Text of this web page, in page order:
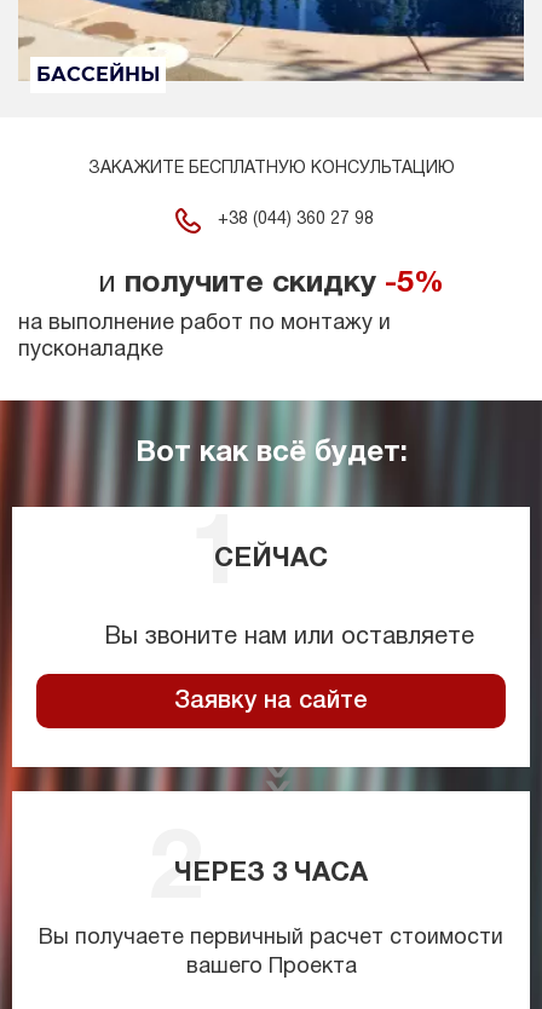
БАССЕЙНЫ
ЗАКАЖИТЕ БЕСПЛАТНУЮ КОНСУЛЬТАЦИЮ
+38 (044) 360 27 98
и получите скидку -5%
на выполнение работ по монтажу и
пусконаладке
Вот как всё будет:
СЕЙЧАС
Вы звоните нам или оставляете
Заявку на сайте
ЧЕРЕЗ 3 ЧАСА
Вы получаете первичный расчет стоимости
вашего Проекта